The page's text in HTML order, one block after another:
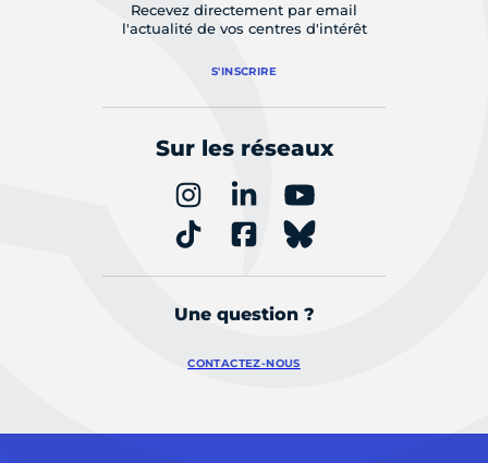
Recevez directement par email
l'actualité de vos centres d'intérêt
S'INSCRIRE
Sur les réseaux
Une question ?
CONTACTEZ-NOUS